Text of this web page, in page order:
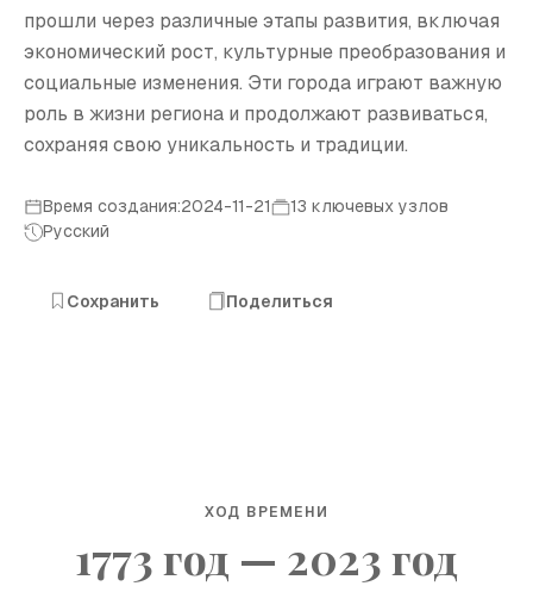
прошли через различные этапы развития, включая
экономический рост, культурные преобразования и
социальные изменения. Эти города играют важную
роль в жизни региона и продолжают развиваться,
сохраняя свою уникальность и традиции.
Время создания:2024-11-21
13 ключевых узлов
Русский
Сохранить Поделиться
ХОД ВРЕМЕНИ
1773 год — 2023 год